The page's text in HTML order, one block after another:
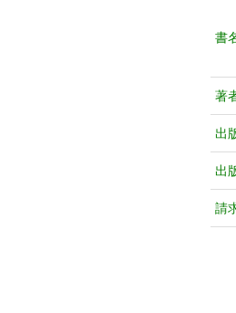
書
著
出
出
請